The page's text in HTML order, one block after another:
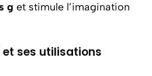
g et stimule l’imagination
et ses utilisations